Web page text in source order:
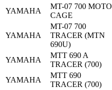
YAMAHA
MT-07 700 MOTO
CAGE
YAMAHA
MT-07 700
TRACER (MTN
690U)
YAMAHA
MTT 690 A
TRACER (700)
YAMAHA
MTT 690
TRACER (700)